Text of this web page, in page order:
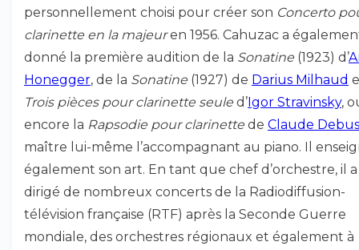
personnellement choisi pour créer son Concerto
clarinette en la majeuren 1956. Cahuzac a
donné la première audition de la Sonatine (1923) d’
Honegger, de la Sonatine (1927) de Darius Milhaud
Trois pièces pour clarinette seule d’Igor Stravinsky,
encore la Rapsodie pour clarinette de Claude
maître lui-même l’accompagnant au piano. Il
également son art. En tant que chef d’orchestre, il a
dirigé de nombreux concerts de la Radiodiffusion-
télévision française (RTF) après la Seconde Guerre
mondiale, des orchestres régionaux et également à